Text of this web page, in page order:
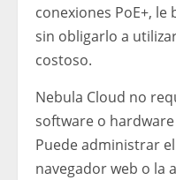
conexiones PoE+,
sin obligarlo a
costoso.
Nebula Cloud no
software o
Puede administrar
navegador web o la